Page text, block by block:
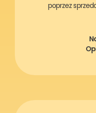
poprzez